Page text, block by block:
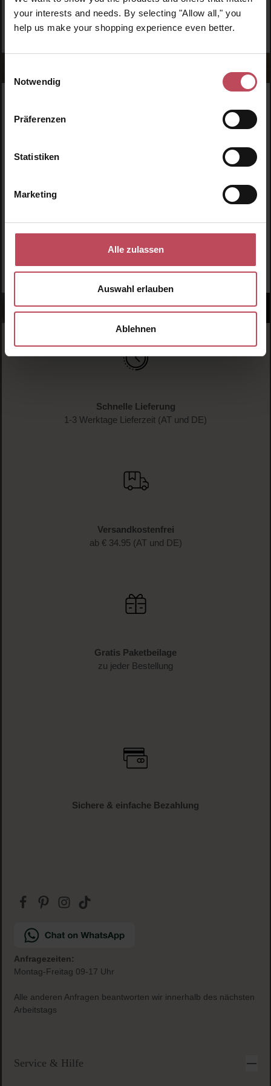
your interests and needs. By selecting "Allow all," you
help us make your shopping experience even better.
Notwendig
Präferenzen
Statistiken
Marketing
Alle zulassen
Auswahl erlauben
Ablehnen
Anmelden & exklusive Vorteile
keine Beauty-News mehr und erhalte exklusive Rabatte!
Schnelle Lieferung
1-3 Werktage Lieferzeit (AT und DE)
Versandkostenfrei
ab € 34.95 (AT und DE)
Gratis Paketbeilage
zu jeder Bestellung
Sichere & einfache Bezahlung
Anfragezeiten:
Montag-Freitag 09-17 Uhr
Alle anderen Anfragen beantworten wir innerhalb des nächsten
Arbeitstags
Service & Hilfe